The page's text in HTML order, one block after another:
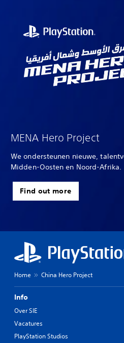
MENA Hero Project
We ondersteunen nieuwe,
Midden-Oosten en Noord-Afrika.
Find out more
Home China Hero Project
Info
Over SIE
Vacatures
PlayStation Studios